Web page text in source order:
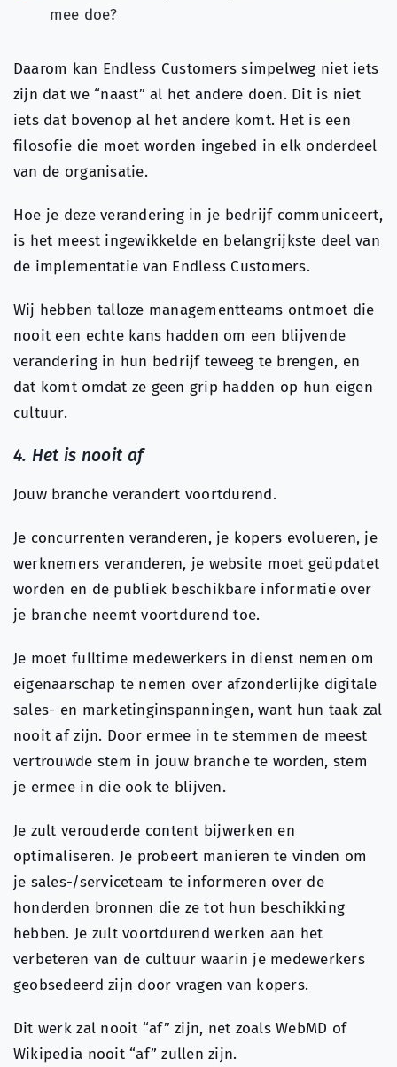
mee doe?
Daarom kan Endless Customers simpelweg niet iets
zijn dat we “naast” al het andere doen. Dit is niet
iets dat bovenop al het andere komt. Het is een
filosofie die moet worden ingebed in elk onderdeel
van de organisatie.
Hoe je deze verandering in je bedrijf communiceert,
is het meest ingewikkelde en belangrijkste deel van
de implementatie van Endless Customers.
Wij hebben talloze managementteams ontmoet die
nooit een echte kans hadden om een blijvende
verandering in hun bedrijf teweeg te brengen, en
dat komt omdat ze geen grip hadden op hun eigen
cultuur.
4. Het is nooit af
Jouw branche verandert voortdurend.
Je concurrenten veranderen, je kopers evolueren, je
werknemers veranderen, je website moet geüpdatet
worden en de publiek beschikbare informatie over
je branche neemt voortdurend toe.
Je moet fulltime medewerkers in dienst nemen om
eigenaarschap te nemen over afzonderlijke digitale
sales- en marketinginspanningen, want hun taak zal
nooit af zijn. Door ermee in te stemmen de meest
vertrouwde stem in jouw branche te worden, stem
je ermee in die ook te blijven.
Je zult verouderde content bijwerken en
optimaliseren. Je probeert manieren te vinden om
je sales-/serviceteam te informeren over de
honderden bronnen die ze tot hun beschikking
hebben. Je zult voortdurend werken aan het
verbeteren van de cultuur waarin je medewerkers
geobsedeerd zijn door vragen van kopers.
Dit werk zal nooit “af” zijn, net zoals WebMD of
Wikipedia nooit “af” zullen zijn.